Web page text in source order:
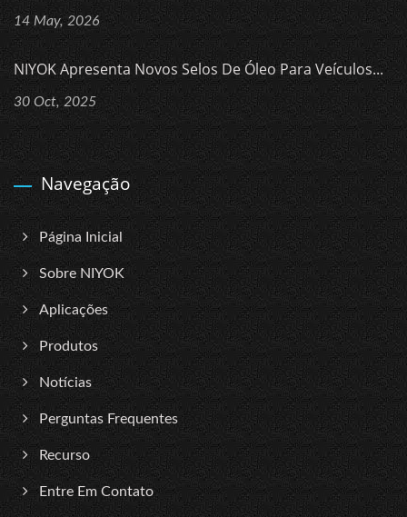
14 May, 2026
NIYOK Apresenta Novos Selos De Óleo Para Veículos...
30 Oct, 2025
Navegação
Página Inicial
Sobre NIYOK
Aplicações
Produtos
Notícias
Perguntas Frequentes
Recurso
Entre Em Contato